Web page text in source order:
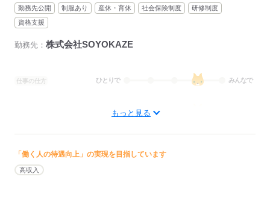
応募する
勤務先公開 制服あり 産休・育休 社会保険制度
研修制度
資格支援
勤務先： 株式会社SOYOKAZE
仕事の仕方 ひとりで みんなで
しずか
◆社会保険完備（雇用、労災、健康、厚生年金）
◆制服貸与
◆定期健康診断
もっと見る
「働く人の待遇向上」の実現を目指しています
高収入